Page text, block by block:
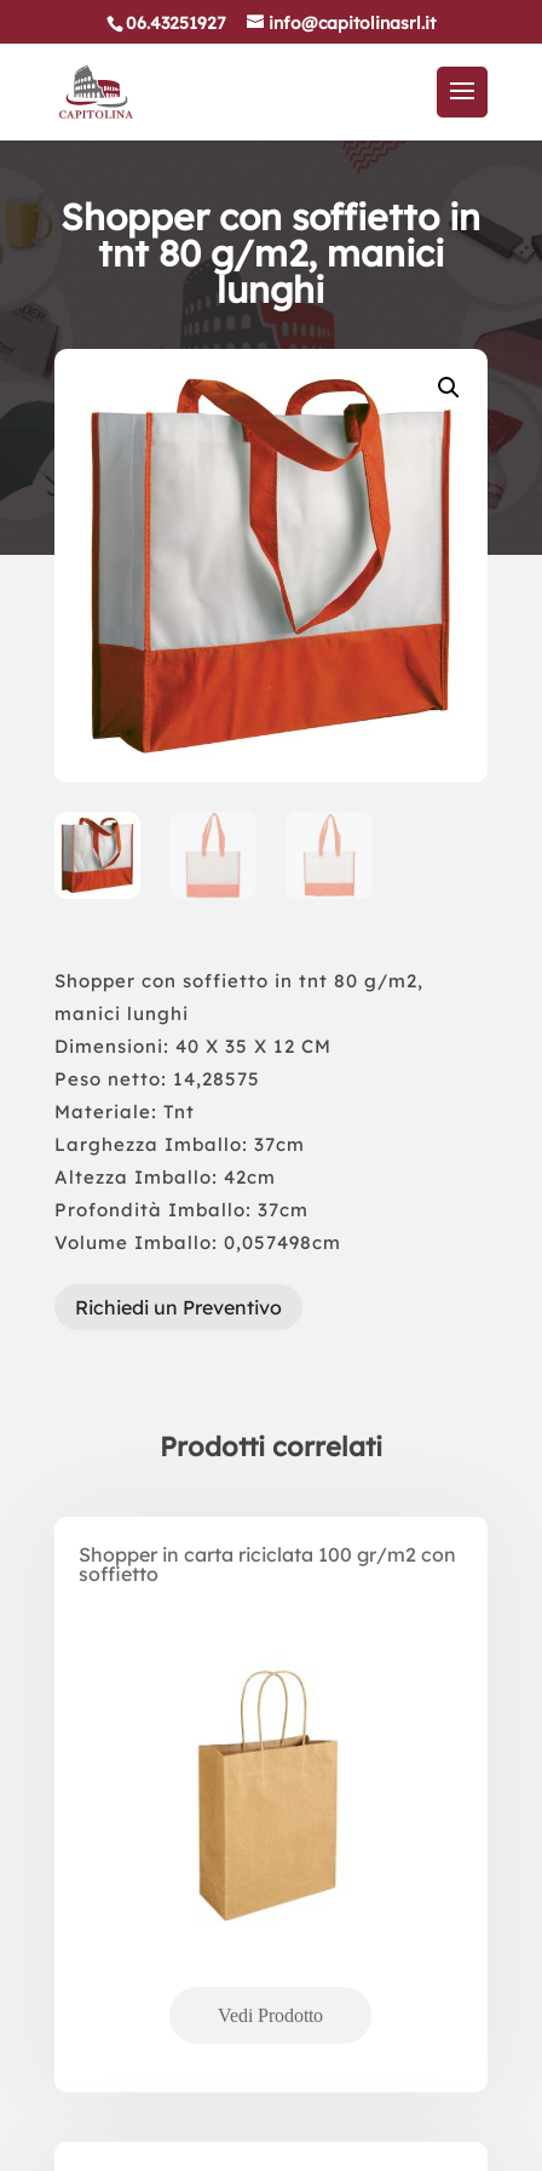
06.43251927 info@capitolinasrl.it
Shopper con soffietto in
tnt 80 g/m2, manici
lunghi
Shopper con soffietto in tnt 80 g/m2,
manici lunghi
Dimensioni: 40 X 35 X 12 CM
Peso netto: 14,28575
Materiale: Tnt
Larghezza Imballo: 37cm
Altezza Imballo: 42cm
Profondità Imballo: 37cm
Volume Imballo: 0,057498cm
Richiedi un Preventivo
Prodotti correlati
Shopper in carta riciclata 100 gr/m2 con
soffietto